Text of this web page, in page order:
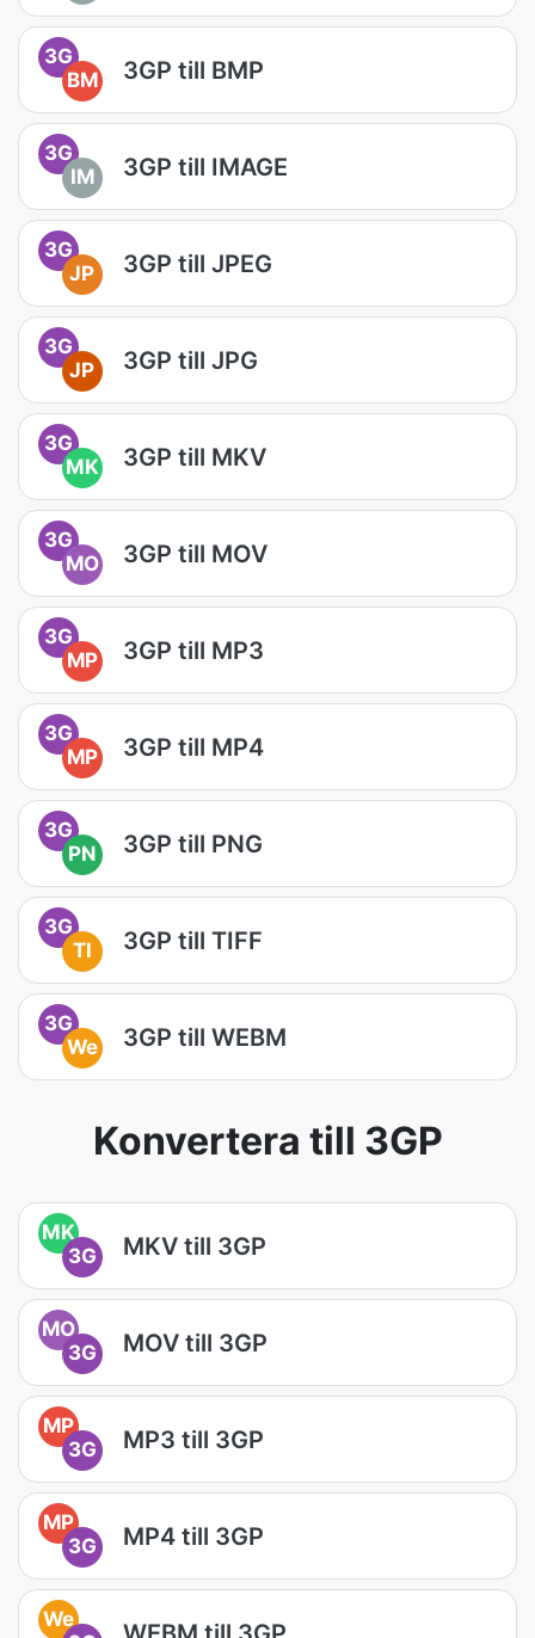
3G
BM
3GP till BMP
3G
IM
3GP till IMAGE
3G
JP
3GP till JPEG
3G
JP
3GP till JPG
3G
MK
3GP till MKV
3G
MO
3GP till MOV
3G
MP
3GP till MP3
3G
MP
3GP till MP4
3G
PN
3GP till PNG
3G
TI
3GP till TIFF
3G
We
3GP till WEBM
Konvertera till 3GP
MK
3G
MKV till 3GP
MO
3G
MOV till 3GP
MP
3G
MP3 till 3GP
MP
3G
MP4 till 3GP
We